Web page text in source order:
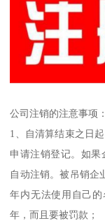
公司注销的注意事项：
1、自清算结束之日
申请注销登记。如
自动注销。被吊销企
年内无法使用自己
年，而且要被罚款；